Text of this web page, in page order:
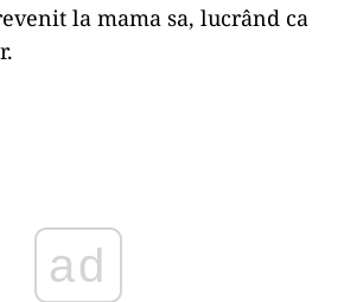
la mama sa, lucrând ca